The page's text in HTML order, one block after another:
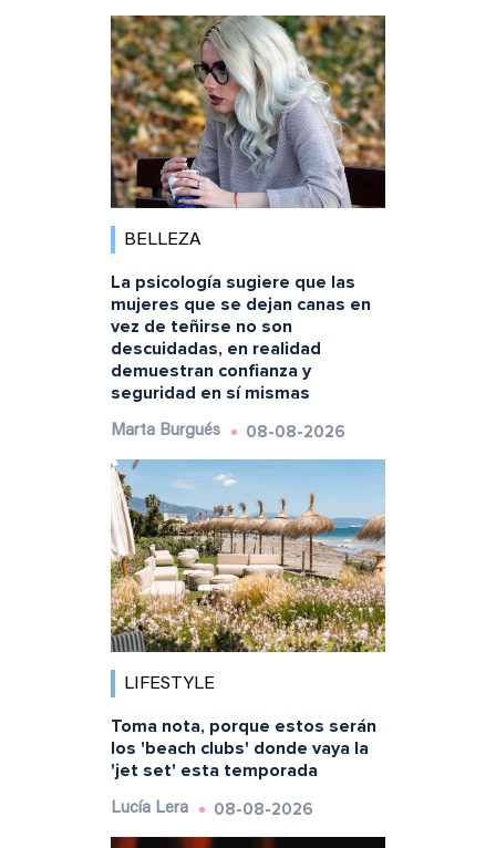
BELLEZA
La psicología sugiere que las
mujeres que se dejan canas en
vez de teñirse no son
descuidadas, en realidad
demuestran confianza y
seguridad en sí mismas
Marta Burgués 08-08-2026
LIFESTYLE
Toma nota, porque estos serán
los 'beach clubs' donde vaya la
'jet set' esta temporada
Lucía Lera 08-08-2026